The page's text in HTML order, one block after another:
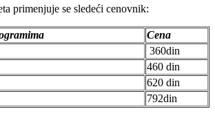
primenjuje se sledeći cenovnik:
Cena
360din
460 din
620 din
792din